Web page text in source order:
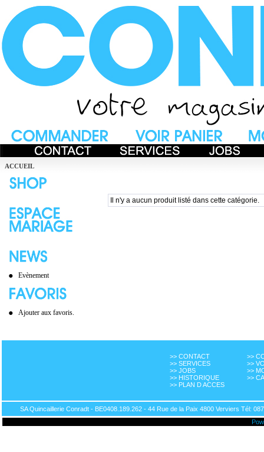
ACCUEIL
Evènement
Ajouter aux favoris.
Il n'y a aucun produit listé dans cette catégorie.
>> CONTACT
>> SERVICES
>> JOBS
>> HISTORIQUE
>> PLAN D ACCES
>>
>>
>>
>>
SA Quincaillerie Conradt - BE0408.189.262 - 44 Rue de la Paix 4800 Verviers Tél: